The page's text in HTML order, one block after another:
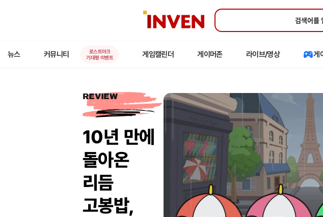
인
뉴스 커뮤니티
로스트아크
기대평 이벤트
게임캘린더 게이머존 라이브/영상 게
REVIEW
10년 만에
돌아온
리듬
고봉밥,